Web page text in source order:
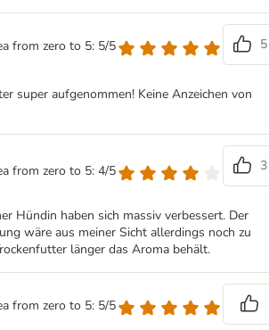
from zero to 5: 5/5
5
super aufgenommen! Keine Anzeichen von
from zero to 5: 4/5
3
Hündin haben sich massiv verbessert. Der
wäre aus meiner Sicht allerdings noch zu
länger das Aroma behält.
from zero to 5: 5/5